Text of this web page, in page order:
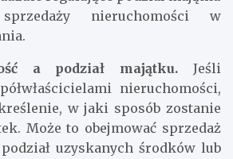
nieruchomości w
a podział majątku. Jeśli
nieruchomości,
w jaki sposób zostanie
Może to obejmować sprzedaż
uzyskanych środków lub